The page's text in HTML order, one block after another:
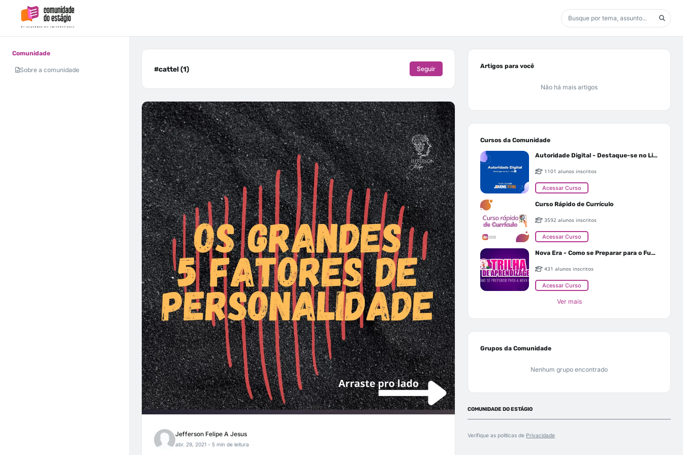
Comunidade
Sobre a comunidade #cattel (1) Seguir
Jefferson Felipe A Jesus
abr. 29, 2021 - 5 min de leitura
Artigos para você
Não há mais artigos
Cursos da Comunidade
Autoridade Digital - Destaque-se no Linkedin
1101 alunos inscritos
Acessar Curso
Curso Rápido de Currículo
3592 alunos inscritos
Acessar Curso
Nova Era - Como se Preparar para o Futuro
431 alunos inscritos
Acessar Curso
Ver mais
Grupos da Comunidade
Nenhum grupo encontrado
COMUNIDADE DO ESTÁGIO
Verifique as políticas de Privacidade